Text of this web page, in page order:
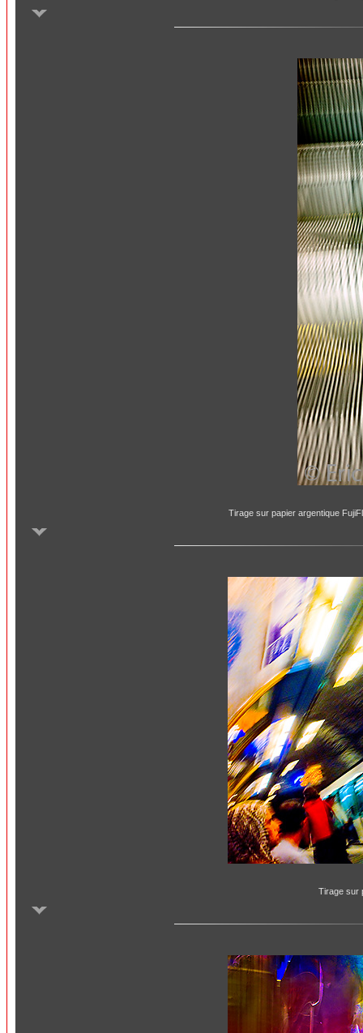
Tirage sur papier argentique
Tirage sur